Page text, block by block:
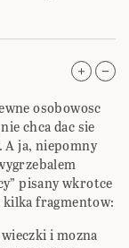
osobowosc
chca dac sie
A ja, niepomny
pisany wkrotce
fragmentow:
i mozna